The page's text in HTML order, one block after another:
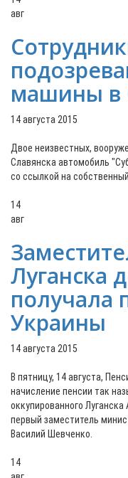
авг
машины в
14 августа 2015
Двое неизвестных,
Славянска автомобиль
со ссылкой на
14
авг
Луганска
получала
Украины
14 августа 2015
В пятницу, 14 августа,
начисление пенсии так
оккупированного
первый заместитель
Василий Шевченко.
14